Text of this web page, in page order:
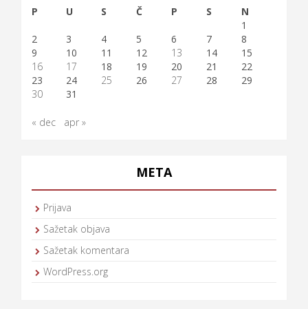
P
U S Č P S
N
1
2
3 4 5 6 7
8
9
10 11 12 13 14
15
16
17 18 19 20 21
22
23
24 25 26 27 28
29
30
31
« dec apr »
META
Prijava
Sažetak objava
Sažetak komentara
WordPress.org